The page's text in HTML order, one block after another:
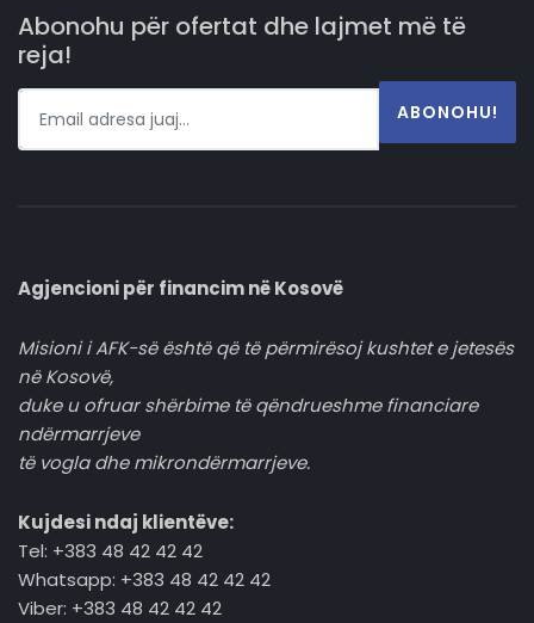
Abonohu për ofertat dhe lajmet më të
reja!
ABONOHU!
Agjencioni për financim në Kosovë
Misioni i AFK-së është që të përmirësoj kushtet e jetesës
në Kosovë,
duke u ofruar shërbime të qëndrueshme financiare
ndërmarrjeve
të vogla dhe mikrondërmarrjeve.
Kujdesi ndaj klientëve:
Tel: +383 48 42 42 42
Whatsapp: +383 48 42 42 42
Viber: +383 48 42 42 42